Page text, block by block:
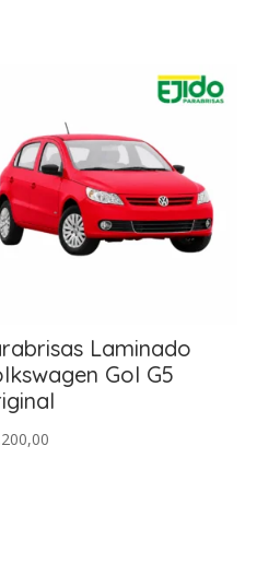
Laminado
Gol G5